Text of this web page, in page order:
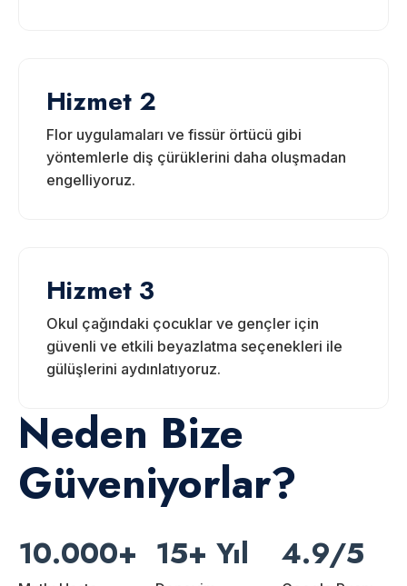
Hizmet 2
Flor uygulamaları ve fissür örtücü gibi
yöntemlerle diş çürüklerini daha oluşmadan
engelliyoruz.
Hizmet 3
Okul çağındaki çocuklar ve gençler için
güvenli ve etkili beyazlatma seçenekleri ile
gülüşlerini aydınlatıyoruz.
Neden Bize
Güveniyorlar?
10.000+ 15+ Yıl 4.9/5